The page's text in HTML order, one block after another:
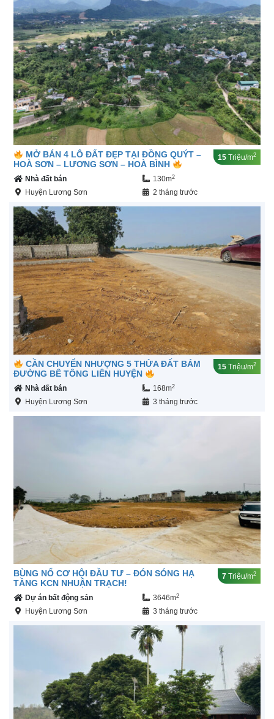
MỞ BÁN 4 LÔ ĐẤT ĐẸP TẠI ĐỒNG QUÝT –
HOÀ SƠN – LƯƠNG SƠN – HOÀ BÌNH
15 Triệu/m2
Nhà đất bán 130m2
Huyện Lương Sơn 2 tháng trước
CẦN CHUYỂN NHƯỢNG 5 THỬA ĐẤT BÁM
ĐƯỜNG BÊ TÔNG LIÊN HUYỆN
15 Triệu/m2
Nhà đất bán 168m2
Huyện Lương Sơn 3 tháng trước
BÙNG NỔ CƠ HỘI ĐẦU TƯ – ĐÓN SÓNG HẠ
TẦNG KCN NHUẬN TRẠCH!
7 Triệu/m2
Dự án bất động sản 3646m2
Huyện Lương Sơn 3 tháng trước